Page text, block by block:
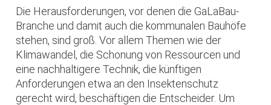
Die Herausforderungen, vor denen die GaLaBau-
Branche und damit auch die kommunalen Bauhöfe
stehen, sind groß. Vor allem Themen wie der
Klimawandel, die Schonung von Ressourcen und
eine nachhaltigere Technik, die künftigen
Anforderungen etwa an den Insektenschutz
gerecht wird, beschäftigen die Entscheider. Um